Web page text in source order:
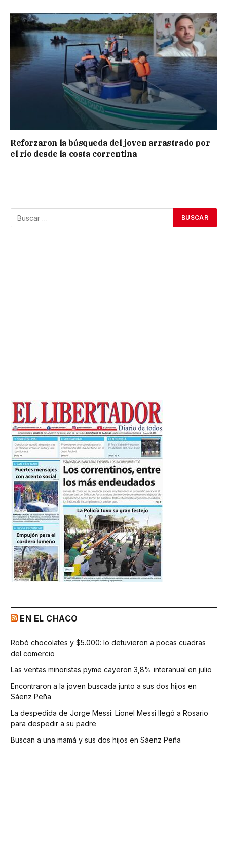
Reforzaron la búsqueda del joven arrastrado por
el río desde la costa correntina
EN EL CHACO
Robó chocolates y $5.000: lo detuvieron a pocas cuadras
del comercio
Las ventas minoristas pyme cayeron 3,8% interanual en julio
Encontraron a la joven buscada junto a sus dos hijos en
Sáenz Peña
La despedida de Jorge Messi: Lionel Messi llegó a Rosario
para despedir a su padre
Buscan a una mamá y sus dos hijos en Sáenz Peña